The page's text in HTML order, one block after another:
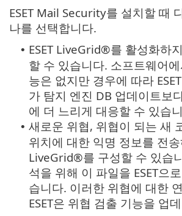
ESET Mail Security를 설치할 때
나를 선택합니다.
• ESET LiveGrid®를 활성화하
할 수 있습니다. 소프트웨어
능은 없지만 경우에 따라
가 탐지 엔진 DB 업데이트보
에 더 느리게 대응할 수 있습
• 새로운 위협, 위협이 되는 새
위치에 대한 익명 정보를 전송
LiveGrid®를 구성할 수 있습
석을 위해 이 파일을 ESET으
습니다. 이러한 위협에 대한
ESET은 위협 검출 기능을 업